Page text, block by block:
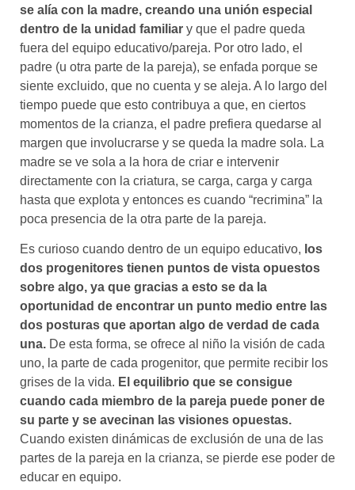
se alía con la madre, creando una unión especial
dentro de la unidad familiar y que el padre queda
fuera del equipo educativo/pareja. Por otro lado, el
padre (u otra parte de la pareja), se enfada porque se
siente excluido, que no cuenta y se aleja. A lo largo del
tiempo puede que esto contribuya a que, en ciertos
momentos de la crianza, el padre prefiera quedarse al
margen que involucrarse y se queda la madre sola. La
madre se ve sola a la hora de criar e intervenir
directamente con la criatura, se carga, carga y carga
hasta que explota y entonces es cuando “recrimina” la
poca presencia de la otra parte de la pareja.
Es curioso cuando dentro de un equipo educativo, los
dos progenitores tienen puntos de vista opuestos
sobre algo, ya que gracias a esto se da la
oportunidad de encontrar un punto medio entre las
dos posturas que aportan algo de verdad de cada
una. De esta forma, se ofrece al niño la visión de cada
uno, la parte de cada progenitor, que permite recibir los
grises de la vida. El equilibrio que se consigue
cuando cada miembro de la pareja puede poner de
su parte y se avecinan las visiones opuestas.
Cuando existen dinámicas de exclusión de una de las
partes de la pareja en la crianza, se pierde ese poder de
educar en equipo.